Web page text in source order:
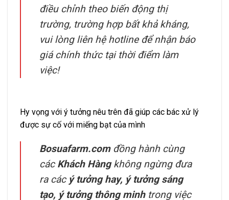
điều chỉnh theo biến động thị
trường, trường hợp bất khả kháng,
vui lòng liên hệ hotline để nhận báo
giá chính thức tại thời điểm làm
việc!
Hy vọng với ý tưởng nêu trên đã giúp các bác xử lý
được sự cố với miếng bạt của mình
Bosuafarm.comđồng hành cùng
cácKhách Hàngkhông ngừng đưa
ra các ý tưởng hay, ý tưởng sáng
tạo, ý tưởng thông minhtrong việc